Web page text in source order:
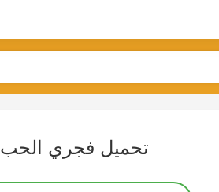
تحميل فجري الحب